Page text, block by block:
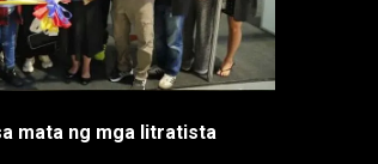
mata ng mga litratista